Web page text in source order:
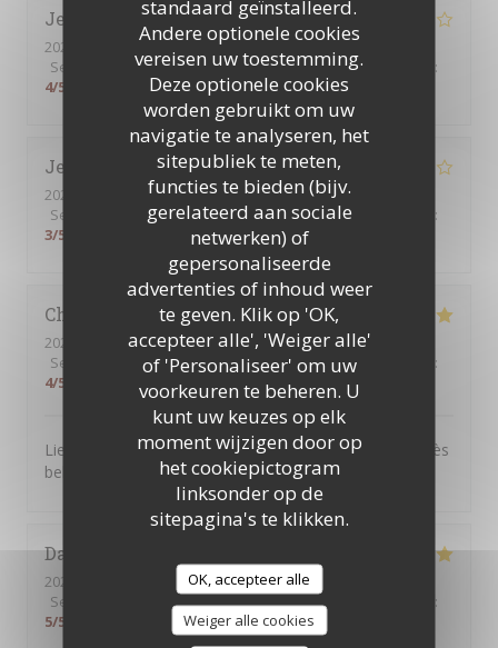
standaard geïnstalleerd.
Andere optionele cookies
vereisen uw toestemming.
Deze optionele cookies
worden gebruikt om uw
navigatie te analyseren, het
sitepubliek te meten,
functies te bieden (bijv.
gerelateerd aan sociale
netwerken) of
gepersonaliseerde
advertenties of inhoud weer
te geven. Klik op 'OK,
accepteer alle', 'Weiger alle'
of 'Personaliseer' om uw
voorkeuren te beheren. U
kunt uw keuzes op elk
moment wijzigen door op
het cookiepictogram
linksonder op de
sitepagina's te klikken.
OK, accepteer alle
Weiger alle cookies
Jenny
2026-08-01
- 13:00 - Gasten 2
Service
Atmosfeer :4/5 Keuken: 5/5 Kwaliteit / Prijs
:
4/5
Jean-Marc
2026-07-30
- 12:00 - Gasten 4
Service
Atmosfeer: 4/5 Keuken:5/5 Kwaliteit / Prijs
:
3/5
Christel
2026-07-25
- 13:00 - Gasten 3
Service
Atmosfeer: 5/5 Keuken : 4/5 Kwaliteit / Prijs
:
4/5
Lieu très agréable. Personnel souriant et à l’écoute. Très
belle expérience.
Daniel
2026-07-26
- 12:30 - Gasten 2
Service
Atmosfeer:5/5 Keuken:5/5
:
5/5